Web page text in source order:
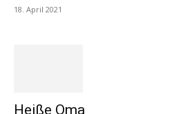
18. April 2021
Heiße Oma